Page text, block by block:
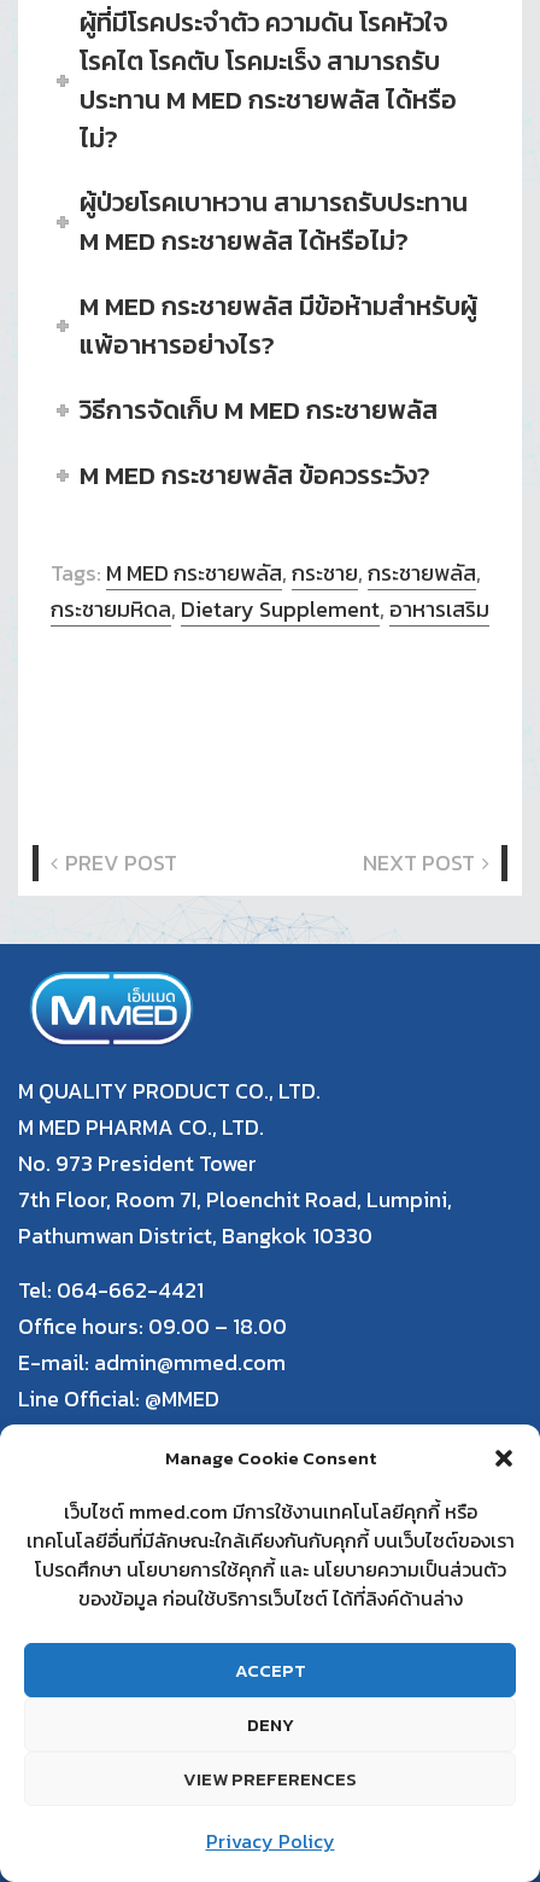
Manage Cookie Consent
เว็บไซต์ mmed.com มีการใช้งานเทคโนโลยีคุกกี้ หรือ
เทคโนโลยีอื่นที่มีลักษณะใกล้เคียงกันกับคุกกี้ บนเว็บไซต์ของเรา
โปรดศึกษา นโยบายการใช้คุกกี้ และ นโยบายความเป็นส่วนตัว
ของข้อมูล ก่อนใช้บริการเว็บไซต์ ได้ที่ลิงค์ด้านล่าง
ACCEPT
DENY
VIEW PREFERENCES
Privacy Policy
ผู้ที่มีโรคประจำตัว ความดัน โรคหัวใจ
โรคไต โรคตับ โรคมะเร็ง สามารถรับ
ประทาน M MED กระชายพลัส ได้หรือ
ไม่?
ผู้ป่วยโรคเบาหวาน สามารถรับประทาน
M MED กระชายพลัส ได้หรือไม่?
M MED กระชายพลัส มีข้อห้ามสำหรับผู้
แพ้อาหารอย่างไร?
วิธีการจัดเก็บ M MED กระชายพลัส
M MED กระชายพลัส ข้อควรระวัง?
Tags: M MED กระชายพลัส,กระชาย,กระชายพลัส,
กระชายมหิดล, Dietary Supplement, อาหารเสริม
PREV POST NEXT POST
M QUALITY PRODUCT CO., LTD.
M MED PHARMA CO., LTD.
No. 973 President Tower
7th Floor, Room 7I, Ploenchit Road, Lumpini,
Pathumwan District, Bangkok 10330
Tel: 064-662-4421
Office hours: 09.00 – 18.00
E-mail: admin@mmed.com
Line Official: @MMED
Privacy Policy
Terms and Conditions of Use
Order, Payment, and Shipping
Return and Refund Policy